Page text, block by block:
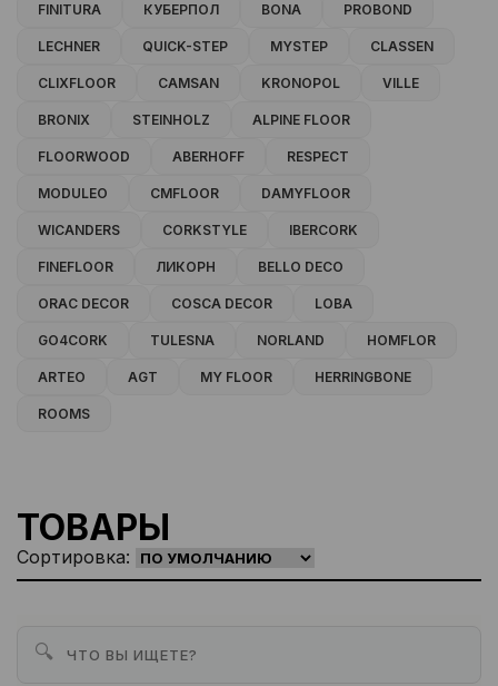
FINITURA КУБЕРПОЛ BONA PROBOND
LECHNER QUICK-STEP MYSTEP CLASSEN
CLIXFLOOR CAMSAN KRONOPOL VILLE
BRONIX STEINHOLZ ALPINE FLOOR
FLOORWOOD ABERHOFF RESPECT
MODULEO CMFLOOR DAMYFLOOR
WICANDERS CORKSTYLE IBERCORK
FINEFLOOR ЛИКОРН BELLO DECO
ORAC DECOR COSCA DECOR LOBA
GO4CORK TULESNA NORLAND HOMFLOR
ARTEO AGT MY FLOOR HERRINGBONE
ROOMS
ТОВАРЫ
Сортировка:
🔍